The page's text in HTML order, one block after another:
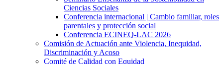
Ciencias Sociales
Conferencia internacional | Cambio familiar, roles
parentales y protección social
Conferencia ECINEQ-LAC 2026
Comisión de Actuación ante Violencia, Inequidad,
Discriminación y Acoso
Comité de Calidad con Equidad